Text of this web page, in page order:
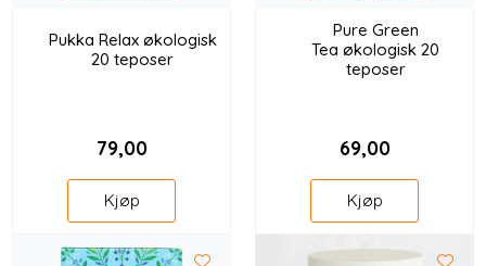
Pukka Relax økologisk
20 teposer
79,00
Kjøp
Pure Green
Tea økologisk 20
teposer
69,00
Kjøp